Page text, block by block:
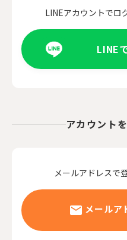
LINEアカウントでロ
LINE
アカウント
メールアドレスで
メールア